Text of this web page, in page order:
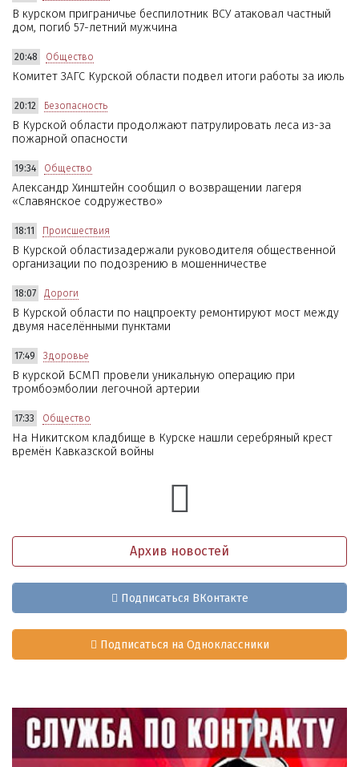
В курском приграничье беспилотник ВСУ атаковал частный
дом, погиб 57-летний мужчина
20:48 Общество
Комитет ЗАГС Курской области подвел итоги работы за июль
20:12 Безопасность
В Курской области продолжают патрулировать леса из-за
пожарной опасности
19:34 Общество
Александр Хинштейн сообщил о возвращении лагеря
«Славянское содружество»
18:11 Происшествия
В Курской областизадержали руководителя общественной
организации по подозрению в мошенничестве
18:07 Дороги
В Курской области по нацпроекту ремонтируют мост между
двумя населёнными пунктами
17:49 Здоровье
В курской БСМП провели уникальную операцию при
тромбоэмболии легочной артерии
17:33 Общество
На Никитском кладбище в Курске нашли серебряный крест
времён Кавказской войны
Архив новостей
Подписаться ВКонтакте
Подписаться на Одноклассники